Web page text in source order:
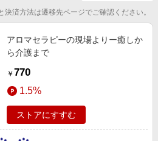
フ
録
済方法は遷移先ページでご確認ください。
アロマセラピーの現場よりー癒しか
ら介護まで
￥ 770
1.5%
ストアにすすむ